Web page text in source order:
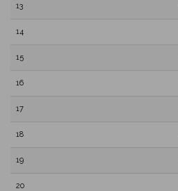
13
14
15
16
17
18
19
20